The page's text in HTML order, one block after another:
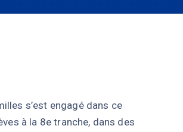
s’est engagé dans ce
à la 8e tranche, dans des